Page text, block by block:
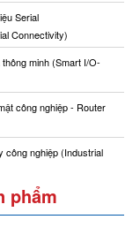
Serial
Connectivity)
minh (Smart I/O-
công nghiệp - Router
công nghiệp (Industrial
phẩm